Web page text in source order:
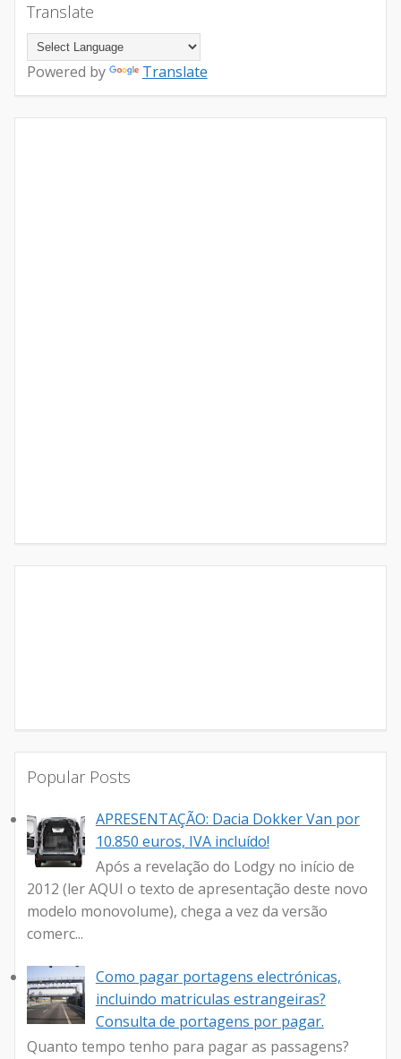
Translate
Powered by Translate
Popular Posts
APRESENTAÇÃO: Dacia Dokker Van por
10.850 euros, IVA incluído!
Após a revelação do Lodgy no início de
2012 (ler AQUI o texto de apresentação deste novo
modelo monovolume), chega a vez da versão
comerc...
Como pagar portagens electrónicas,
incluindo matriculas estrangeiras?
Consulta de portagens por pagar.
Quanto tempo tenho para pagar as passagens?